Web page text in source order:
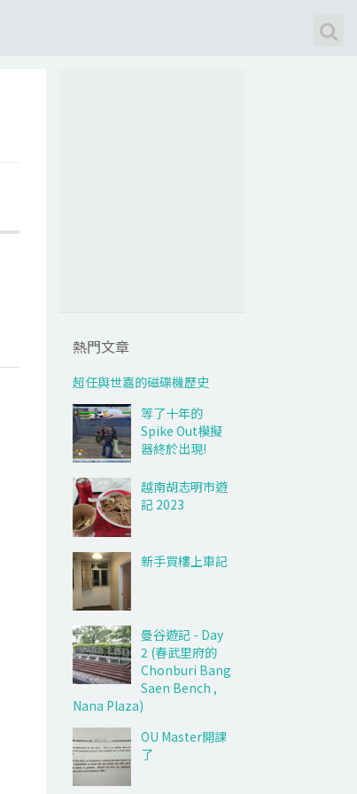
熱門文章
超任與世嘉的磁碟機歷史
等了十年的
Spike Out模擬
器終於出現!
越南胡志明市遊
記 2023
新手買樓上車記
曼谷遊記 - Day
2 (春武里府的
Chonburi Bang
Saen Bench ,
Nana Plaza)
OU Master開課
了